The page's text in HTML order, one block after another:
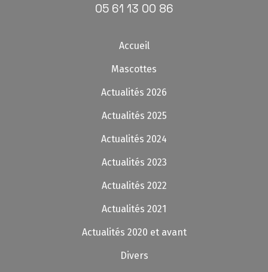
05 61 13 00 86
Accueil
Mascottes
Actualités 2026
Actualités 2025
Actualités 2024
Actualités 2023
Actualités 2022
Actualités 2021
Actualités 2020 et avant
Divers